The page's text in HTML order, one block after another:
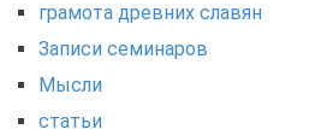
грамота древних славян
Записи семинаров
Мысли
статьи